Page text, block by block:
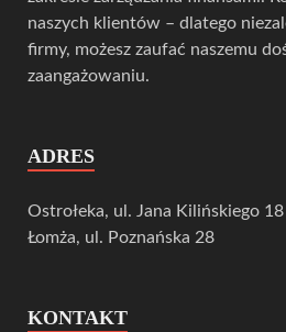
naszych klientów – dlatego
firmy, możesz zaufać naszemu
zaangażowaniu.
ADRES
Ostrołeka, ul. Jana Kilińskiego 18
Łomża, ul. Poznańska 28
KONTAKT